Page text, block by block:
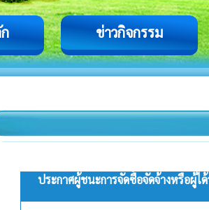
ข่าวกิจกรรม
ประกาศผู้ชนะการจัดซื้อจัดจ้างหรือผู้